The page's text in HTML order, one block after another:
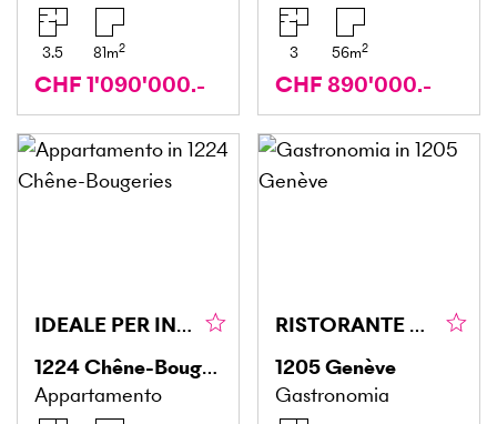
3.5 81m2
CHF 1'090'000.-
3 56m2
CHF 890'000.-
IDEALE PER INVESTITORI CON PISCINA
1224Chêne-Bougeries
Appartamento
RISTORANTE CON OTTIMO FATTURATO
1205Genève
Gastronomia